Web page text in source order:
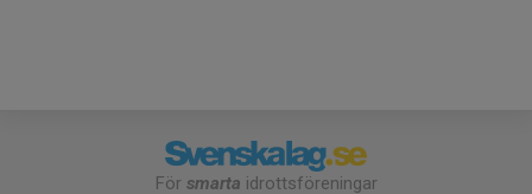
För smarta idrottsföreningar